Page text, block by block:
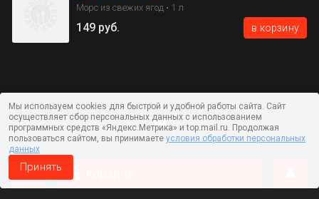
Морс из свежих ягод • 1 л
149 руб. в корзину
Мы используем cookies для быстрой и удобной работы сайта. Сайт
осуществляет сбор персональных данных с использованием
программных средств «Яндекс.Метрика» и top.mail.ru. Продолжая
пользоваться сайтом, вы принимаете условия обработки персональных
данных
Принять